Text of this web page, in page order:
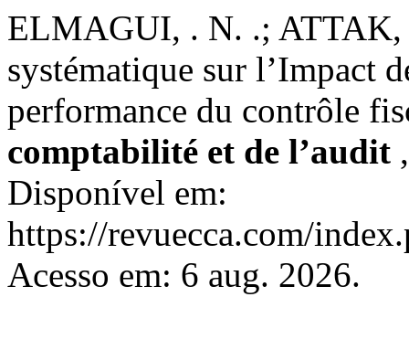
ELMAGUI, . N. .; ATTAK,
systématique sur l’Impact
performance du contrôle
comptabilité et de l’audit
Disponível em:
https://revuecca.com/
Acesso em: 6 aug. 2026.